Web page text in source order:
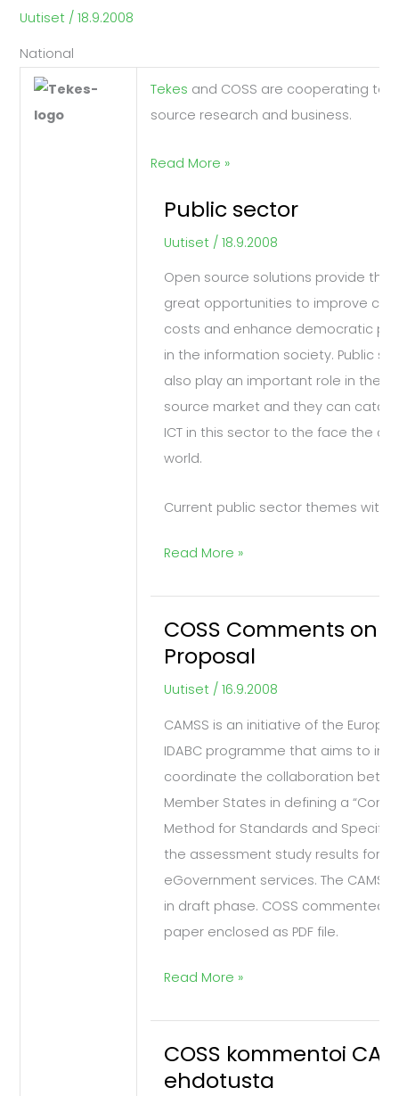
Uutiset /18.9.2008
National
Tekes and COSS are cooperating to
source research and business.
Read More »
Public sector
Uutiset / 18.9.2008
Open source solutions provide the
great opportunities to improve
costs and enhance democratic
in the information society. Public
also play an important role in the
source market and they can
ICT in this sector to the face the
world.
Current public sector themes within
Public
sector
Read More »
COSS Comments on
Proposal
Uutiset / 16.9.2008
CAMSS is an initiative of the
IDABC programme that aims to
coordinate the collaboration
Member States in defining a
Method for Standards and
the assessment study results for
eGovernment services. The
in draft phase. COSS commented
paper enclosed as PDF file.
COSS
Comments
Proposal
Read More »
COSS kommentoi
ehdotusta
COSS
kommentoi